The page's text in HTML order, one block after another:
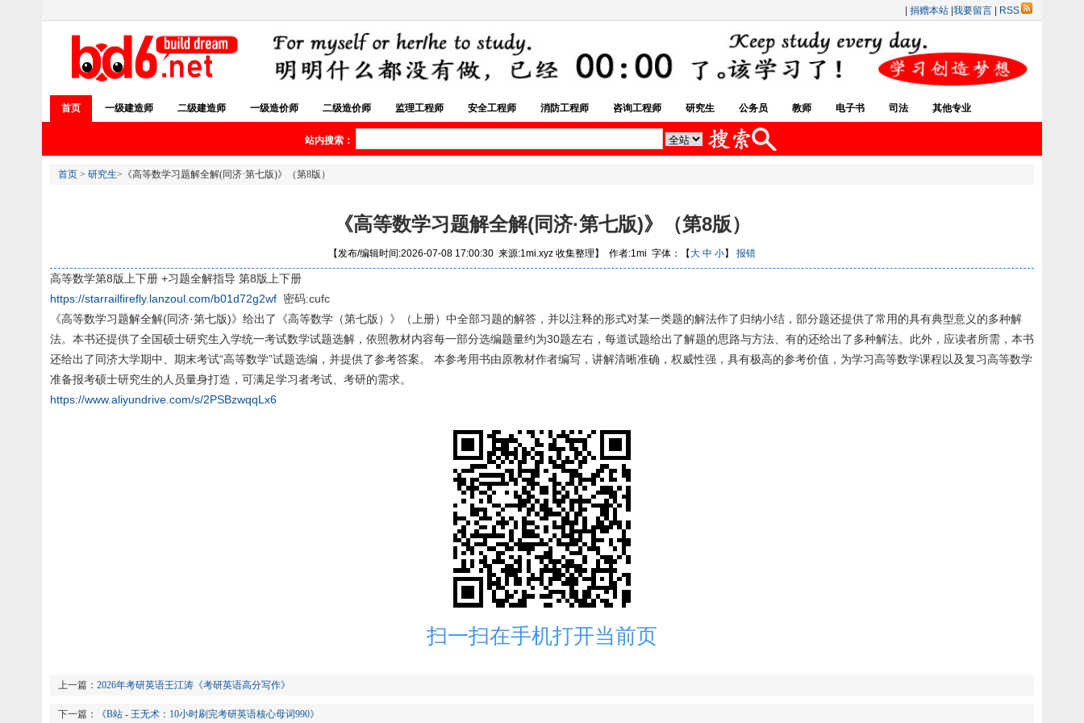
捐赠本站 我要留言 RSS
首页 一级建造师 二级建造师 一级造价师 二级造价师 监理工程师 安全工程师 消防工程师 咨询工程师 研究生 公务员 教师 电子书 司法 其他专业
站内搜索：
首页 > 研究生>《高等数学习题解全解(同济·第七版)》（第8版）
《高等数学习题解全解(同济·第七版)》（第8版）
【发布/编辑时间:2026-07-08 17:00:30 来源:1mi.xyz 收集整理】 作者:1mi 字体：【大 中 小】 报错
高等数学第8版上下册 +习题全解指导 第8版上下册
https://starrailfirefly.lanzoul.com/b01d72g2wf 密码:cufc
《高等数学习题解全解(同济·第七版)》给出了《高等数学（第七版）》（上册）中全部习题的解答，并以注释的形式对某一类题的解法作了归纳小结，部分题还提供了常用的具有典型意义的多种解
法。本书还提供了全国硕士研究生入学统一考试数学试题选解，依照教材内容每一部分选编题量约为30题左右，每道试题给出了解题的思路与方法、有的还给出了多种解法。此外，应读者所需，本书
还给出了同济大学期中、期末考试“高等数学”试题选编，并提供了参考答案。 本参考用书由原教材作者编写，讲解清晰准确，权威性强，具有极高的参考价值，为学习高等数学课程以及复习高等数学
准备报考硕士研究生的人员量身打造，可满足学习者考试、考研的需求。
https://www.aliyundrive.com/s/2PSBzwqqLx6
扫一扫在手机打开当前页
上一篇： 2026年考研英语王江涛《考研英语高分写作》
下一篇： 《B站 - 王无术：10小时刷完考研英语核心母词990》